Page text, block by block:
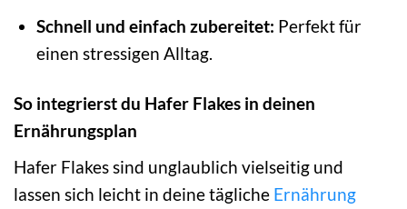
Schnell und einfach zubereitet: Perfekt für
einen stressigen Alltag.
So integrierst du Hafer Flakes in deinen
Ernährungsplan
Hafer Flakes sind unglaublich vielseitig und
lassen sich leicht in deine tägliche Ernährung